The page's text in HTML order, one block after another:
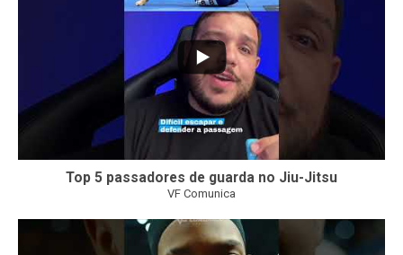
Top 5 passadores de guarda no Jiu-Jitsu
VF Comunica